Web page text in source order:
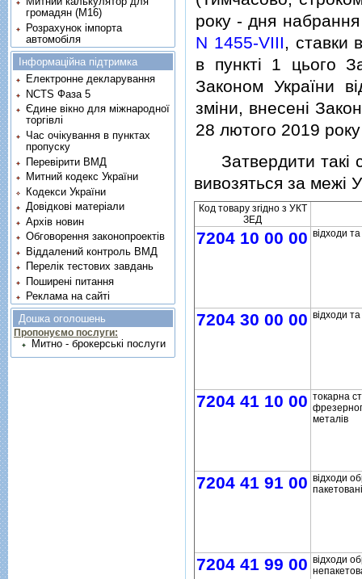
року - дня
N 1455-VIII, ставки
в пунктi 1 цього
Законом України
змiни, внесенi
28 лютого 2019
Затвердити такi
вивозяться за межi
Код товару згiдно з УКТ
ЗЕД
7204 10 00 00 вiдходи та
7204 30 00 00 вiдходи
7204 41 10 00 токарна
металiв
7204 41 91 00 вiдходи
7204 41 99 00 вiдходи
громадян (М16)
Розрахунок імпорта
автомобіля
Інформаційна підтримка
Електронне декларування
NCTS Фаза 5
Єдине вікно для міжнародної
торгівлі
Час очікування в пунктах
пропуску
Перевірити ВМД
Митний кодекс України
Кодекси України
Довідкові матеріали
Архів новин
Обговорення законопроектів
Віддалений контроль ВМД
Перелік тестових завдань
Поширені питання
Реклама на сайті
Дошка оголошень
Пропонуємо послуги:
Митно - брокерські послуги